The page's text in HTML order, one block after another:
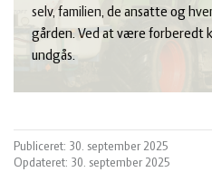
selv, familien, de ansatte og
gården. Ved at være forberedt
undgås.
Publiceret: 30. september 2025
Opdateret: 30. september 2025